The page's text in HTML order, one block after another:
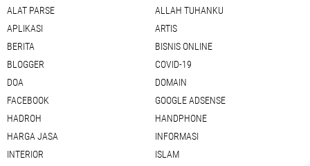
ALAT PARSE
ALLAH TUHANKU
APLIKASI
ARTIS
BERITA
BISNIS ONLINE
BLOGGER
COVID-19
DOA
DOMAIN
FACEBOOK
GOOGLE ADSENSE
HADROH
HANDPHONE
HARGA JASA
INFORMASI
INTERIOR
ISLAM